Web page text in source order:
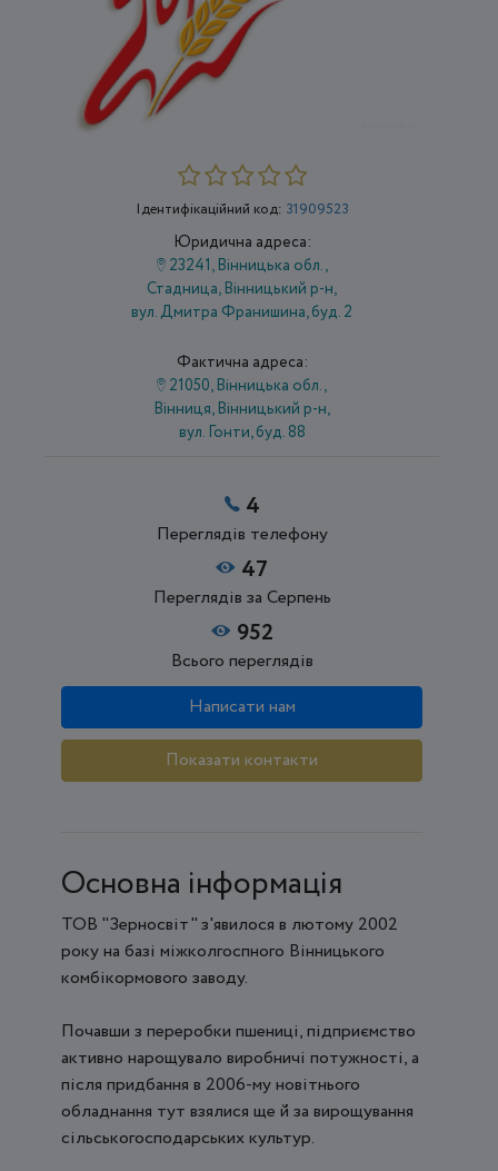
Ідентифікаційний код: 31909523
Юридична адреса:
23241, Вінницька обл.,
Стадница, Вінницький р-н,
вул. Дмитра Франишина, буд. 2
Фактична адреса:
21050, Вінницька обл.,
Вінниця, Вінницький р-н,
вул. Гонти, буд. 88
4
Переглядів телефону
47
Переглядів за Серпень
952
Всього переглядів
Написати нам
Показати контакти
Основна інформація
ТОВ "Зерносвіт" з'явилося в лютому 2002
року на базі міжколгоспного Вінницького
комбікормового заводу.
Почавши з переробки пшениці, підприємство
активно нарощувало виробничі потужності, а
після придбання в 2006-му новітнього
обладнання тут взялися ще й за вирощування
сільськогосподарських культур.